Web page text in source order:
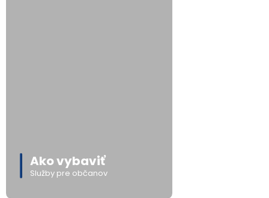
Ako vybaviť
Služby pre občanov